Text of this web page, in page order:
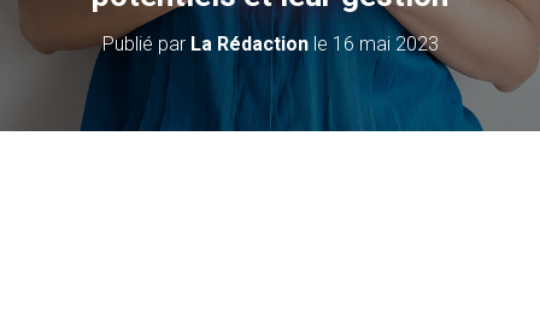
Publié par La Rédactionle 16 mai 2023